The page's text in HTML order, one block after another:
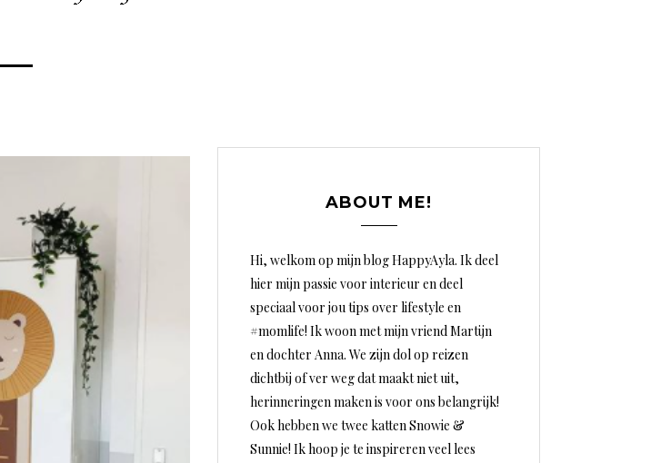
ABOUT ME!
Hi, welkom op mijn blog HappyAyla. Ik deel
hier mijn passie voor interieur en deel
speciaal voor jou tips over lifestyle en
#momlife! Ik woon met mijn vriend Martijn
en dochter Anna. We zijn dol op reizen
dichtbij of ver weg dat maakt niet uit,
herinneringen maken is voor ons belangrijk!
Ook hebben we twee katten Snowie &
Sunnie! Ik hoop je te inspireren veel lees